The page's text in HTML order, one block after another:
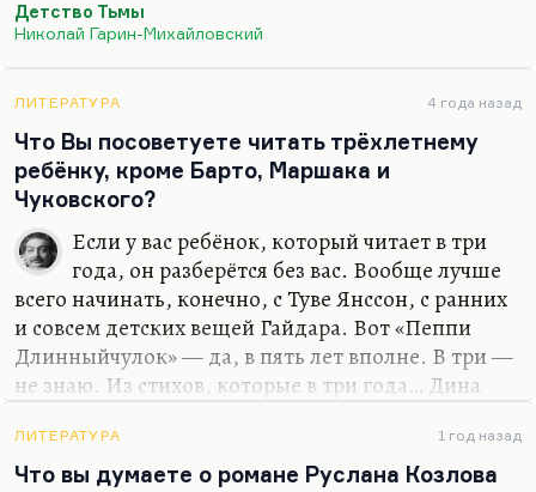
отец, он и мать угнетает. Ой, страшная вещь! Я
вспоминаю некоторые сцены, когда он его порет,
«Неужели этот огаженный зверёныш — мой
сын?» Поразительной силы текст! Я, конечно,
склонен думать, что всё-таки в этой финальной
главе образ отца становится на секунду
положительным.
Понимаете, какое дело? Отцу очень трудно.
Вообще отец — это всегда очень…
Детство Тьмы
Николай Гарин-Михайловский
ЛИТЕРАТУРА 4 года назад
Что Вы посоветуете читать трёхлетнему
ребёнку, кроме Барто, Маршака и
Чуковского?
Если у вас ребёнок, который читает в три
года, он разберётся без вас. Вообще лучше
всего начинать, конечно, с Туве Янссон, с ранних
и совсем детских вещей Гайдара. Вот «Пеппи
Длинныйчулок» — да, в пять лет вполне. В три —
не знаю. Из стихов, которые в три года… Дина
кстати. Их можно найти, они очень хорошие,
правда. И потом, почему вам мало Барто,
ЛИТЕРАТУРА 1 год назад
Что вы думаете о романе Руслана Козлова